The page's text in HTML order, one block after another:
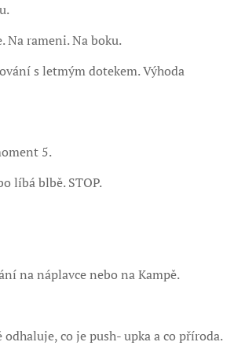
Na rameni. Na boku.
s letmým dotekem. Výhoda
5.
líbá blbě. STOP.
na náplavce nebo na Kampě.
co je push- upka a co příroda.